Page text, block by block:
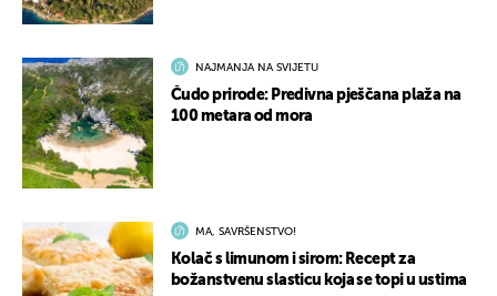
NAJMANJA NA SVIJETU
Čudo prirode: Predivna pješčana plaža na
100 metara od mora
MA, SAVRŠENSTVO!
Kolač s limunom i sirom: Recept za
božanstvenu slasticu koja se topi u ustima